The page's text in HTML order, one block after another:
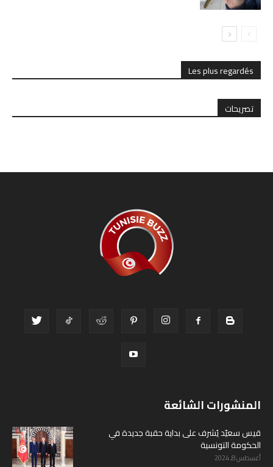
Les plus regardés
تصريحات
المنشورات الشائعة
قيس سعيّد يُشرف على بداية حقبة جديدة في
الحكومة التونسية
أغسطس 8, 2024